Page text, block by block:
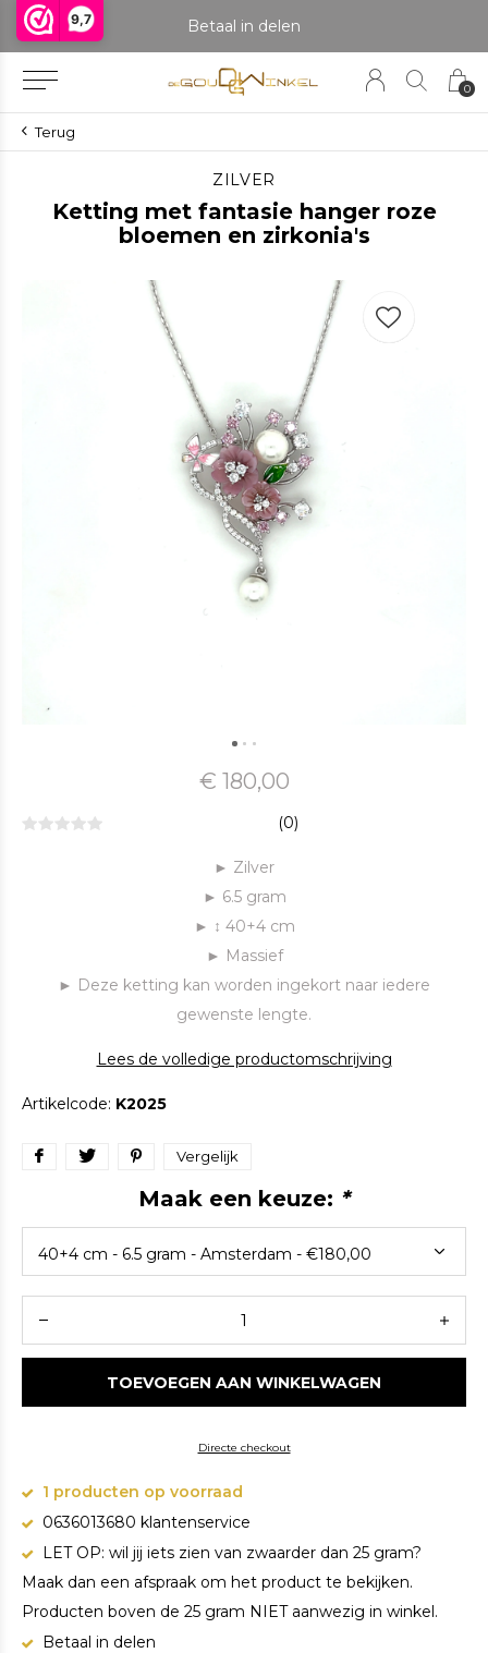
9,7
0
Betaal in delen
Terug
ZILVER
Ketting met fantasie hanger roze
bloemen en zirkonia's
€ 180,00
(0)
► Zilver
► 6.5 gram
► ↕ 40+4 cm
► Massief
► Deze ketting kan worden ingekort naar iedere
gewenste lengte.
Lees de volledige productomschrijving
Artikelcode: K2025
Vergelijk
Maak een keuze: *
TOEVOEGEN AAN WINKELWAGEN
Directe checkout
1 producten op voorraad
0636013680 klantenservice
LET OP: wil jij iets zien van zwaarder dan 25 gram?
Maak dan een afspraak om het product te bekijken.
Producten boven de 25 gram NIET aanwezig in winkel.
Betaal in delen